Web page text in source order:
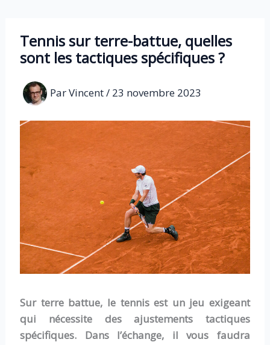
contenuTennis sur terre-battue, quelles
sont les tactiques spécifiques ?
ParVincent/ 23 novembre 2023
Sur terre battue, le tennis est un jeu exigeant
qui nécessite des ajustements tactiques
spécifiques. Dans l’échange, il vous faudra